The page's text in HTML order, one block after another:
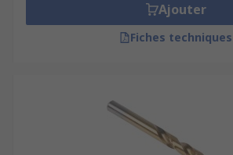
Ajouter
Fiches techniques